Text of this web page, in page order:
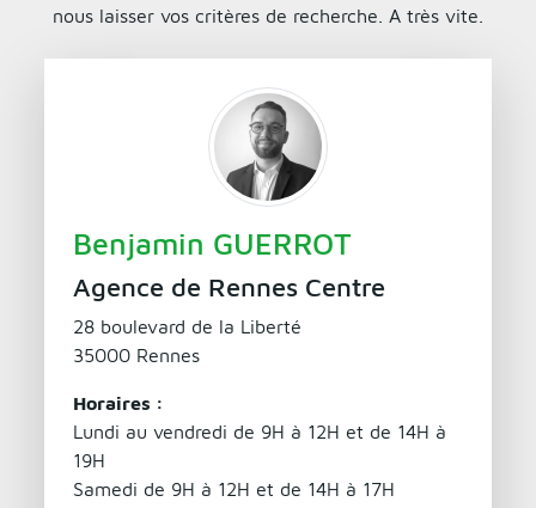
nous laisser vos critères de recherche. A très vite.
Benjamin GUERROT
Agence de Rennes Centre
28 boulevard de la Liberté
35000 Rennes
Horaires :
Lundi au vendredi de 9H à 12H et de 14H à
19H
Samedi de 9H à 12H et de 14H à 17H